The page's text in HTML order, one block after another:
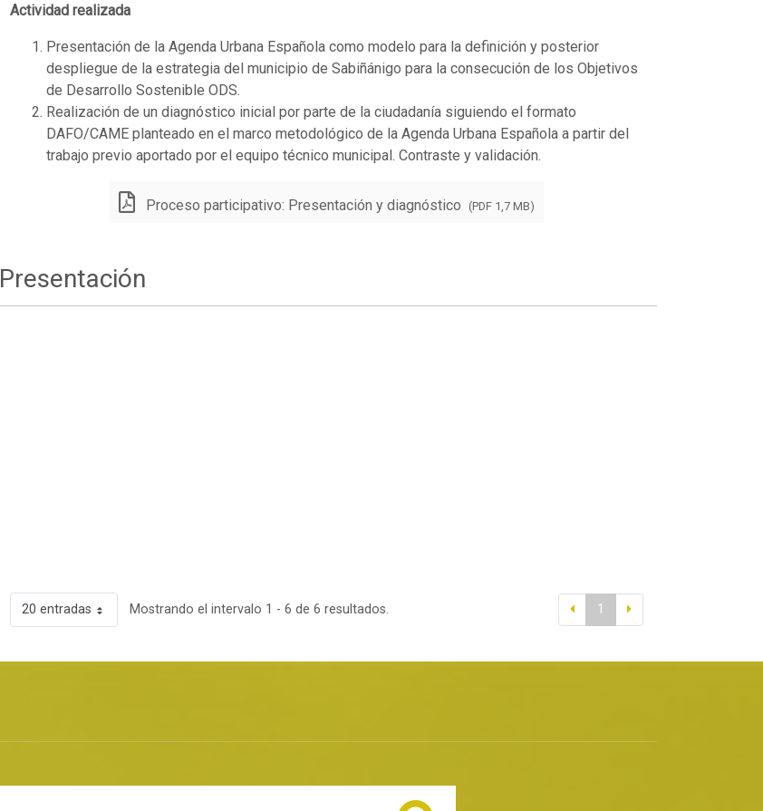
Actividad realizada
Presentación de la Agenda Urbana Española como modelo para la definición y posterior
despliegue de la estrategia del municipio de Sabiñánigo para la consecución de los Objetivos
de Desarrollo Sostenible ODS.
Realización de un diagnóstico inicial por parte de la ciudadanía siguiendo el formato
DAFO/CAME planteado en el marco metodológico de la Agenda Urbana Española a partir del
trabajo previo aportado por el equipo técnico municipal. Contraste y validación.
Proceso participativo: Presentación y diagnóstico (PDF 1,7 MB)
Presentación
20 entradas Mostrando el intervalo 1 - 6 de 6 resultados. 1